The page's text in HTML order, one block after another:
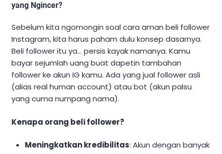
yang Ngincer?
Sebelum kita ngomongin soal cara aman beli follower
Instagram, kita harus paham dulu konsep dasarnya.
Beli follower itu ya… persis kayak namanya. Kamu
bayar sejumlah uang buat dapetin tambahan
follower ke akun IG kamu. Ada yang jual follower asli
(alias real human account) atau bot (akun palsu
yang cuma numpang nama).
Kenapa orang beli follower?
Meningkatkan kredibilitas: Akun dengan banyak